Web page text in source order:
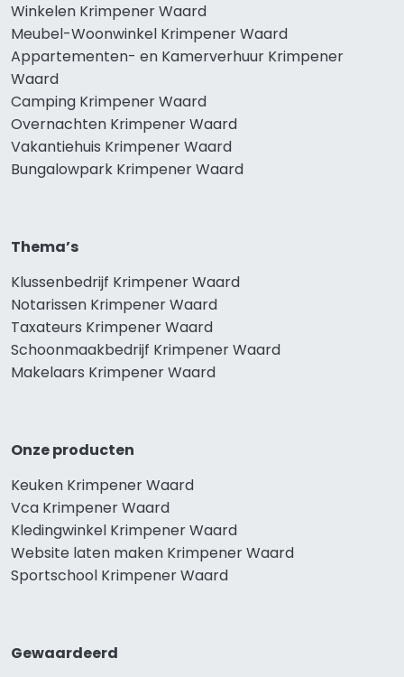
Winkelen Krimpener Waard
Meubel-Woonwinkel Krimpener Waard
Appartementen- en Kamerverhuur Krimpener
Waard
Camping Krimpener Waard
Overnachten Krimpener Waard
Vakantiehuis Krimpener Waard
Bungalowpark Krimpener Waard
Thema’s
Klussenbedrijf Krimpener Waard
Notarissen Krimpener Waard
Taxateurs Krimpener Waard
Schoonmaakbedrijf Krimpener Waard
Makelaars Krimpener Waard
Onze producten
Keuken Krimpener Waard
Vca Krimpener Waard
Kledingwinkel Krimpener Waard
Website laten maken Krimpener Waard
Sportschool Krimpener Waard
Gewaardeerd